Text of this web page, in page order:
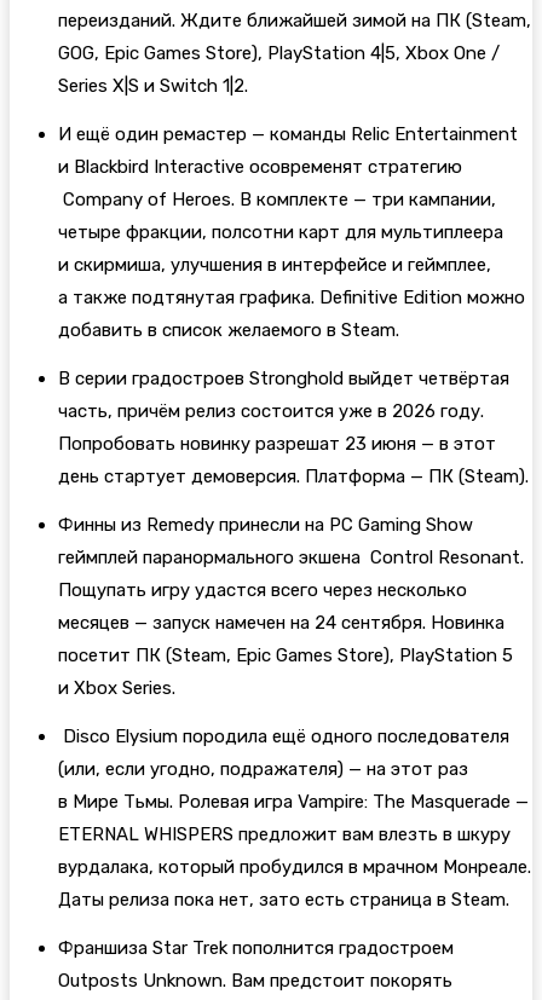
переизданий. Ждите ближайшей зимой на ПК (Steam,
GOG, Epic Games Store), PlayStation 4|5, Xbox One /
Series X|S и Switch 1|2.
И ещё один ремастер — команды Relic Entertainment
и Blackbird Interactive осовременят стратегию
Company of Heroes. В комплекте — три кампании,
четыре фракции, полсотни карт для мультиплеера
и скирмиша, улучшения в интерфейсе и геймплее,
а также подтянутая графика. Definitive Edition можно
добавить в список желаемого в Steam.
В серии градостроев Stronghold выйдет четвёртая
часть, причём релиз состоится уже в 2026 году.
Попробовать новинку разрешат 23 июня — в этот
день стартует демоверсия. Платформа — ПК (Steam).
Финны из Remedy принесли на PC Gaming Show
геймплей паранормального экшена Control Resonant.
Пощупать игру удастся всего через несколько
месяцев — запуск намечен на 24 сентября. Новинка
посетит ПК (Steam, Epic Games Store), PlayStation 5
и Xbox Series.
Disco Elysium породила ещё одного последователя
(или, если угодно, подражателя) — на этот раз
в Мире Тьмы. Ролевая игра Vampire: The Masquerade —
ETERNAL WHISPERS предложит вам влезть в шкуру
вурдалака, который пробудился в мрачном Монреале.
Даты релиза пока нет, зато есть страница в Steam.
Франшиза Star Trek пополнится градостроем
Outposts Unknown. Вам предстоит покорять